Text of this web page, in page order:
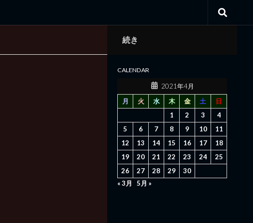
続き
CALENDAR
2021年4月
月
火 水 木 金 土
日
1
2 3
4
5
6 7 8 9 10
11
12
13 14 15 16 17
18
19
20 21 22 23 24
25
26
27 28 29
30
« 3月
5月 »